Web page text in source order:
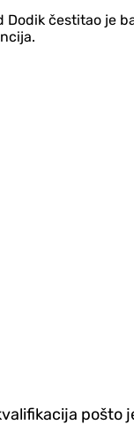
Dodik čestitao je
pošto